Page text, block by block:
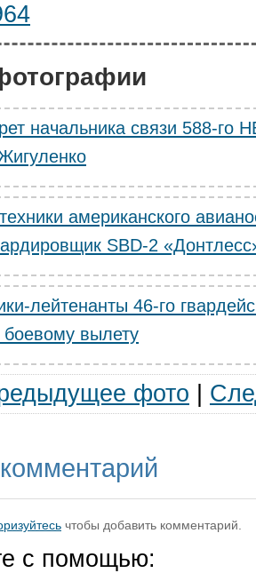
начальника связи 588-го
американского
SBD-2
лейтенанты 46-го
вылету
фото
чтобы добавить комментарий.
с помощью: